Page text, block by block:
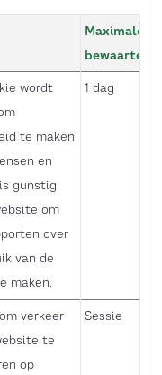
Maximale
wordt
te maken
en
gunstig
om
over
van de
maken.
1 dag
verkeer
te
op
Sessie